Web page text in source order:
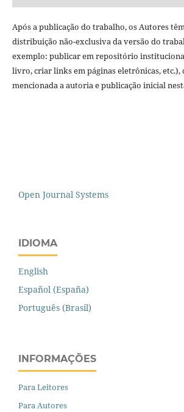
Após a publicação do trabalho, os Autores
distribuição não-exclusiva da versão do
exemplo: publicar em repositório
livro, criar links em páginas eletrônicas, etc.),
mencionada a autoria e publicação inicial
Open Journal Systems
IDIOMA
English
Español (España)
Português (Brasil)
INFORMAÇÕES
Para Leitores
Para Autores